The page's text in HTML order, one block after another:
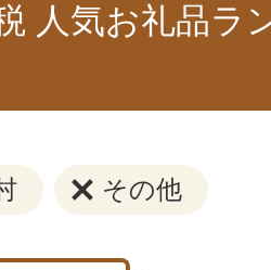
人気お礼品ラ
その他